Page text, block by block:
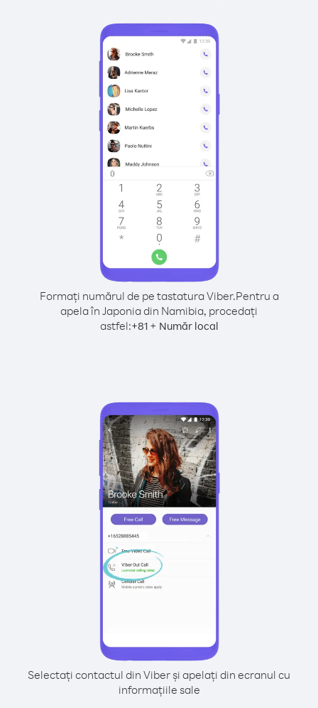
Formați numărul de pe tastatura Viber.Pentru a
apela în Japonia din Namibia, procedați
astfel:+81+ Număr local
Selectați contactul din Viber și apelați din ecranul cu
informațiile sale